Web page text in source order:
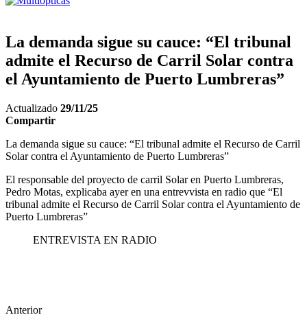
La demanda sigue su cauce: “El tribunal
admite el Recurso de Carril Solar contra
el Ayuntamiento de Puerto Lumbreras”
Actualizado 29/11/25
Compartir
La demanda sigue su cauce: “El tribunal admite el Recurso de Carril
Solar contra el Ayuntamiento de Puerto Lumbreras”
El responsable del proyecto de carril Solar en Puerto Lumbreras,
Pedro Motas, explicaba ayer en una entrevvista en radio que “El
tribunal admite el Recurso de Carril Solar contra el Ayuntamiento de
Puerto Lumbreras”
ENTREVISTA EN RADIO
Anterior